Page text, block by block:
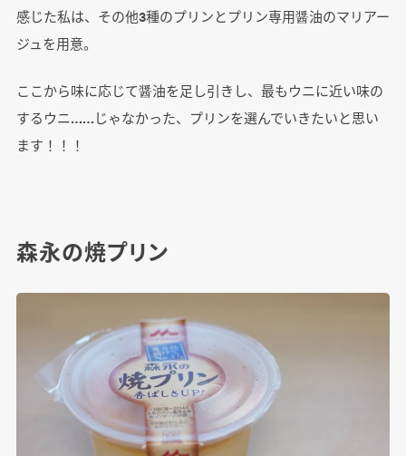
感じた私は、その他3種のプリンとプリン専用醤油のマリアー
ジュを用意。
ここから味に応じて醤油を足し引きし、最もウニに近い味の
するウニ……じゃなかった、プリンを選んでいきたいと思い
ます！！！
森永の焼プリン